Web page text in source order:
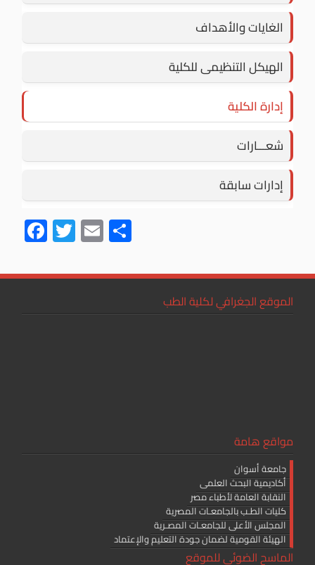
الغايات والأهداف
الهيكل التنظيمى للكلية
إدارة الكلية
شعـــارات
إدارات سابقة
F
ac
e
o
T
wi
tt
E
m
ailar
الموقع الجغرافي لكلية الطب
مواقع هامة
جامعة أسوان
أكاديمية البحث العلمى
النقابة العامة لأطباء مصر
كليات الطـب بالجامعـات المصرية
المجلس الأعلى للجامعـات المصـرية
الهيئة القومية لضمان جودة التعليم والإعتماد
الماسح الضوئي للموقع